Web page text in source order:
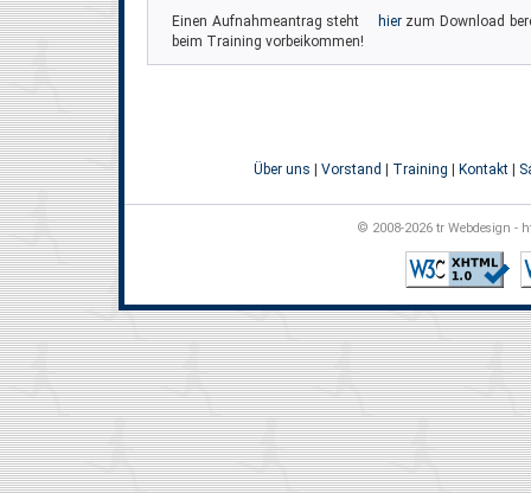
Einen Aufnahmeantrag steht
hierzum Download
beim Training vorbeikommen!
Über uns Vorstand Training Kontakt
© 2008-2026 tr Webdesign -